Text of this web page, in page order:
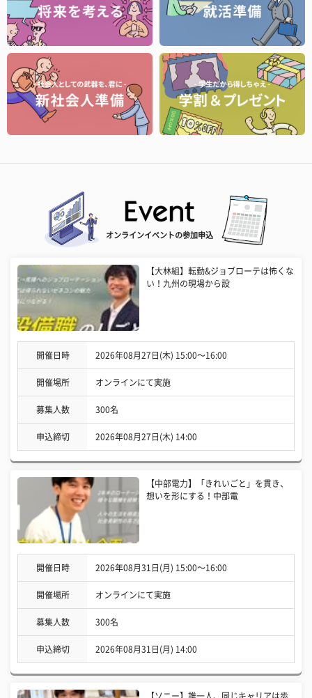
オンラインイベントの参加申込
【大林組】転勤&ジョブローテは怖くな
い！九州の現場から設
開催日時 2026年08月27日(木) 15:00〜16:00
開催場所 オンラインにて実施
募集人数 300名
申込締切 2026年08月27日(木) 14:00
【中部電力】「きれいごと」を貫き、
想いを形にする！中部電
開催日時 2026年08月31日(月) 15:00〜16:00
開催場所 オンラインにて実施
募集人数 300名
申込締切 2026年08月31日(月) 14:00
【ソニー】誰一人、同じキャリアは歩